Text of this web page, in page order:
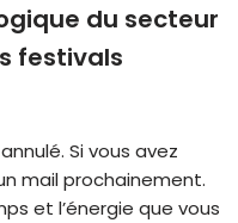
du secteur
festivals
Si vous avez
mail prochainement.
et l’énergie que vous